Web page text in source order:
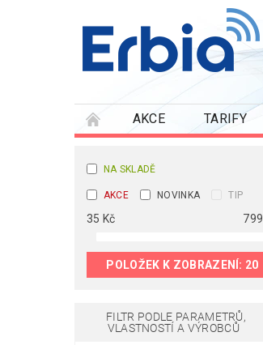
AKCE TARIFY
NA SKLADĚ
AKCE NOVINKA TIP
35 Kč 799
POLOŽEK K ZOBRAZENÍ: 20
FILTR PODLE PARAMETRŮ,
VLASTNOSTÍ A VÝROBCŮ